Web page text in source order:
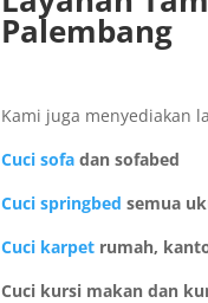
Palembang
Kami juga menyediakan
Cuci sofa dan sofabed
Cuci springbed semua
Cuci karpet rumah,
Cuci kursi makan dan